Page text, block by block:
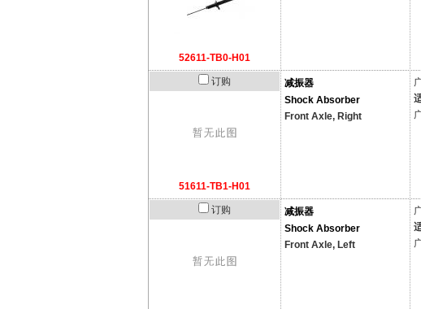
52611-TB0-H01
订购
51611-TB1-H01
减振器
Shock Absorber
Front Axle, Right
订购
减振器
Shock Absorber
Front Axle, Left